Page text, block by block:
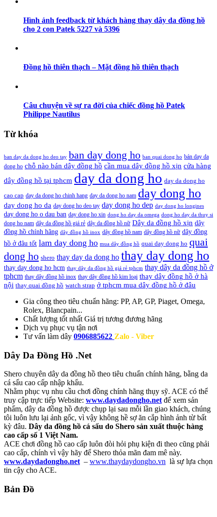
Hình ảnh feedback từ khách hàng thay dây da đồng hồ
cho 2 con Patek 5227 và 5396
Đồng hồ thiên thạch – Mặt đồng hồ thiên thạch
Câu chuyện về sự ra đời của chiếc đồng hồ Patek
Philippe Nautilus
Từ khóa
ban day da dong ho deo tay ban day dong ho ban quai dong ho bán day da
dong ho chỗ nào bán dây đồng hồ cần mua dây đồng hồ xịn cửa hàng
dây đồng hồ tại tphcm day da dong ho day da dong ho
cao cap day da dong ho chinh hang day da dong ho nam day dong ho
day dong ho da day dong ho deo tay day dong ho dep day dong ho longines
day dong ho o dau ban day dong ho xin dong ho day da omega dong ho day da thuy si
dong ho nam dây da đồng hồ giá rẻ dây da đồng hồ nữ Dây da đồng hồ xịn dây
đồng hồ chính hãng dây đồng hồ inox dây đồng hồ nam dây đồng hồ nữ dây đồng
hồ ở đâu tốt lam day dong ho mua dây đồng hồ quai day dong ho quai
dong ho shero thay day da dong ho thay day dong ho
thay day dong ho hcm thay dây da đồng hồ giá rẻ tphcm thay dây da đồng hồ ở
tphcm thay dây đồng hồ inox thay dây đồng hồ kim loại thay dây đồng hồ ở hà
nội thay quai đồng hồ watch strap ở tphcm mua dây đồng hồ ở đâu
Gia công theo tiêu chuẩn hãng: PP, AP, GP, Piaget, Omega,
Rolex, Blancpain...
Chất lượng tốt nhất Giá trị tương đương hãng
Dịch vụ phục vụ tận nơi
Tư vấn làm dây 0906885622 Zalo - Viber
Dây Da Đồng Hồ .Net
Shero chuyên dây da đồng hồ theo tiêu chuẩn chính hãng, bằng da
cá sấu cao cấp nhập khẩu.
Nhằm phục vụ nhu cầu chơi đồng chính hãng thụy sỹ. ACE có thể
truy cập trực tiếp Website: www.daydadongho.net để xem sản
phẩm, dây da đồng hồ được chụp lại sau mỗi lần giao khách, chúng
tôi luôn lưu lại ảnh gốc, vì vậy không hề sợ ăn cắp hình ảnh từ bất
kỳ đâu. Dây da đồng hồ cá sấu do Shero sản xuất thuộc hàng
cao cấp số 1 Việt Nam.
ACE chơi đồng hồ cao cấp luôn đòi hỏi phụ kiện đi theo cũng phải
cao cấp, chính vì vậy hãy để Shero thỏa mãn đam mê này.
www.daydadongho.net – www.thaydaydongho.vn là sự lựa chọn
tin cậy cho ACE.
Bản Đồ